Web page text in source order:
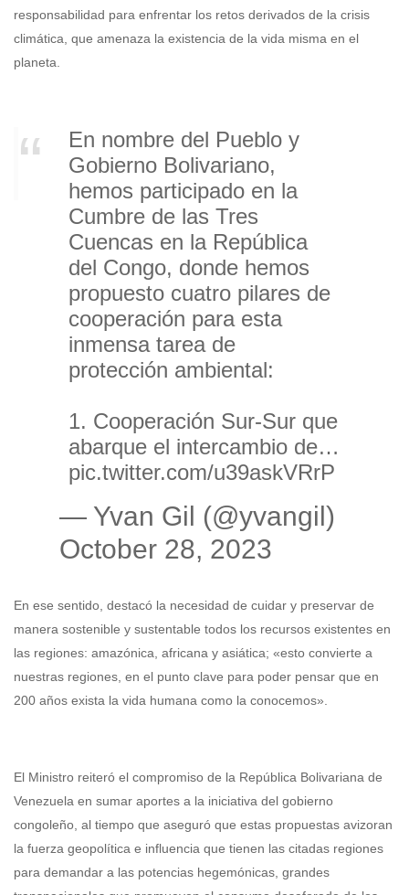
responsabilidad para enfrentar los retos derivados de la crisis
climática, que amenaza la existencia de la vida misma en el
planeta.
En nombre del Pueblo y
Gobierno Bolivariano,
hemos participado en la
Cumbre de las Tres
Cuencas en la República
del Congo, donde hemos
propuesto cuatro pilares de
cooperación para esta
inmensa tarea de
protección ambiental:
1. Cooperación Sur-Sur que
abarque el intercambio de…
pic.twitter.com/u39askVRrP
— Yvan Gil (@yvangil)
October 28, 2023
En ese sentido, destacó la necesidad de cuidar y preservar de
manera sostenible y sustentable todos los recursos existentes en
las regiones: amazónica, africana y asiática; «esto convierte a
nuestras regiones, en el punto clave para poder pensar que en
200 años exista la vida humana como la conocemos».
El Ministro reiteró el compromiso de la República Bolivariana de
Venezuela en sumar aportes a la iniciativa del gobierno
congoleño, al tiempo que aseguró que estas propuestas avizoran
la fuerza geopolítica e influencia que tienen las citadas regiones
para demandar a las potencias hegemónicas, grandes